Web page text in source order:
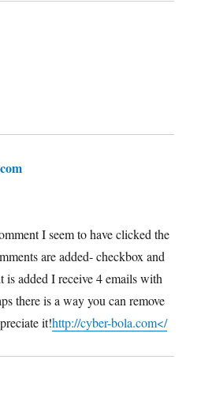
I seem to have clicked the
are added- checkbox and
is added I receive 4 emails with
there is a way you can remove
it!http://cyber-bola.com</